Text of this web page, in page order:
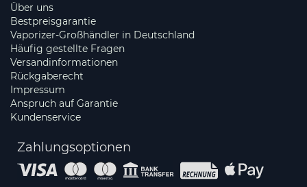
Über uns
Bestpreisgarantie
Vaporizer-Großhändler in Deutschland
Häufig gestellte Fragen
Versandinformationen
Rückgaberecht
Impressum
Anspruch auf Garantie
Kundenservice
Zahlungsoptionen